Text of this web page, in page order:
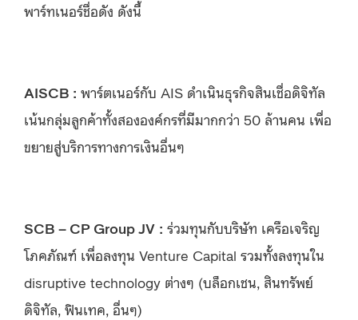
พาร์ทเนอร์ชื่อดัง ดังนี้
AISCB : พาร์ตเนอร์กับ AIS ดำเนินธุรกิจสินเชื่อดิจิทัล
เน้นกลุ่มลูกค้าทั้งสององค์กรที่มีมากกว่า 50 ล้านคน เพื่อ
ขยายสู่บริการทางการเงินอื่นๆ
SCB – CP Group JV : ร่วมทุนกับบริษัท เครือเจริญ
โภคภัณฑ์ เพื่อลงทุน Venture Capital รวมทั้งลงทุนใน
disruptive technology ต่างๆ (บล็อกเชน, สินทรัพย์
ดิจิทัล, ฟินเทค, อื่นๆ)